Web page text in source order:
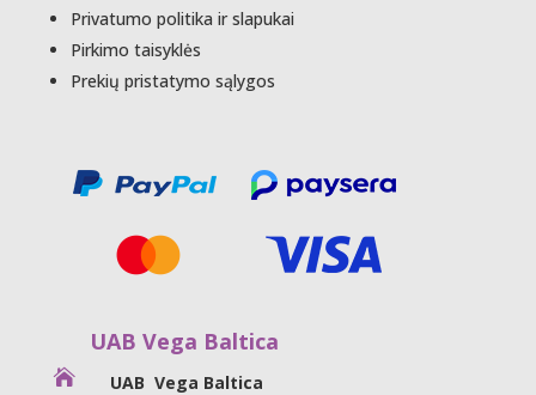
Privatumo politika ir slapukai
Pirkimo taisyklės
Prekių pristatymo sąlygos
UAB Vega Baltica

UAB Vega Baltica